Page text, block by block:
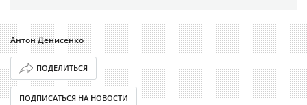
Антон Денисенко
ПОДЕЛИТЬСЯ
ПОДПИСАТЬСЯ НА НОВОСТИ